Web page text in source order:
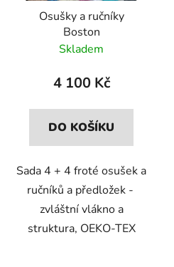
Osušky a ručníky
Boston
Skladem
4 100 Kč
DO KOŠÍKU
Sada 4 + 4 froté osušek a
ručníků a předložek -
zvláštní vlákno a
struktura, OEKO-TEX